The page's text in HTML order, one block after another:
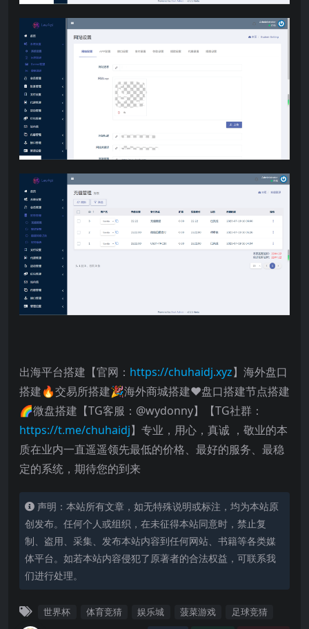
出海平台搭建【官网： https://chuhaidj.xyz】海外盘口
搭建🔥交易所搭建🎉海外商城搭建❤️盘口搭建节点搭建
🌈微盘搭建【TG客服：@wydonny】【TG社群：
https://t.me/chuhaidj】专业，用心，真诚 ，敬业的本
质在业内一直遥遥领先最低的价格、最好的服务、最稳
定的系统，期待您的到来
声明：本站所有文章，如无特殊说明或标注，均为本站原
创发布。任何个人或组织，在未征得本站同意时，禁止复
制、盗用、采集、发布本站内容到任何网站、书籍等各类媒
体平台。如若本站内容侵犯了原著者的合法权益，可联系我
们进行处理。
世界杯 体育竞猜 娱乐城 菠菜游戏 足球竞猜